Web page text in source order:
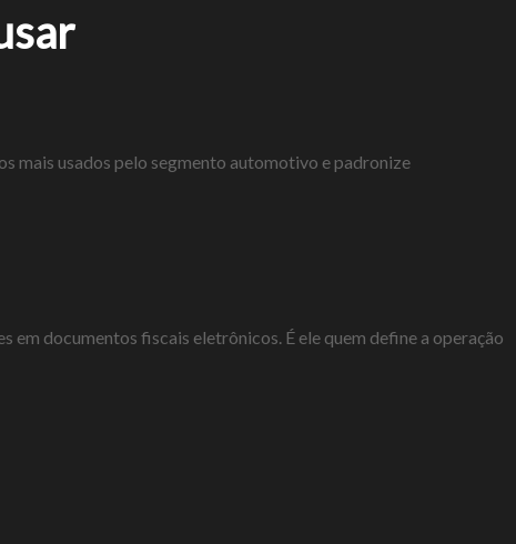
mais usados pelo segmento automotivo e padronize
documentos fiscais eletrônicos. É ele quem define a operação